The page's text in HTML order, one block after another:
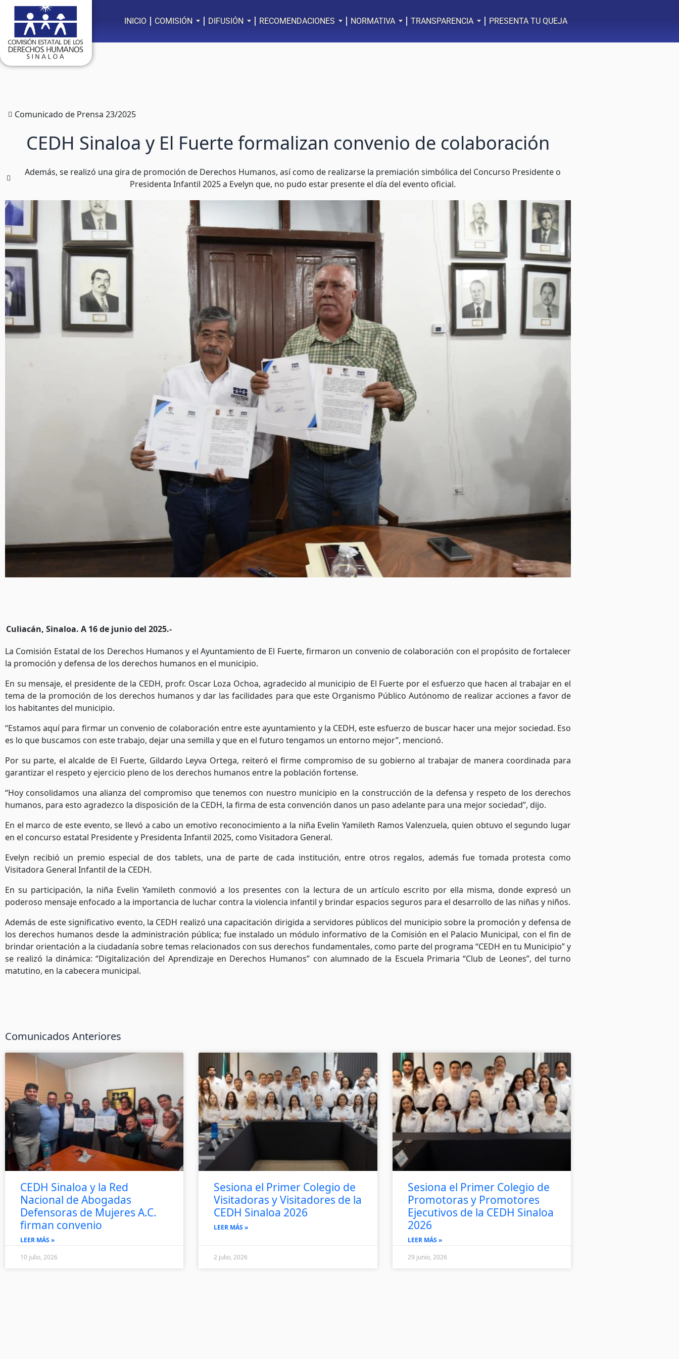
INICIO COMISIÓN DIFUSIÓN RECOMENDACIONES NORMATIVA TRANSPARENCIA PRESENTA TU QUEJA
contenido
Comunicado de Prensa 23/2025
CEDH Sinaloa y El Fuerte formalizan convenio de colaboración
Además, se realizó una gira de promoción de Derechos Humanos, así como de realizarse la premiación simbólica del Concurso Presidente o
Presidenta Infantil 2025 a Evelyn que, no pudo estar presente el día del evento oficial.
Culiacán, Sinaloa. A 16 de junio del 2025.-
La Comisión Estatal de los Derechos Humanos y el Ayuntamiento de El Fuerte, firmaron un convenio de colaboración con el propósito de fortalecer
la promoción y defensa de los derechos humanos en el municipio.
En su mensaje, el presidente de la CEDH, profr. Oscar Loza Ochoa, agradecido al municipio de El Fuerte por el esfuerzo que hacen al trabajar en el
tema de la promoción de los derechos humanos y dar las facilidades para que este Organismo Público Autónomo de realizar acciones a favor de
los habitantes del municipio.
“Estamos aquí para firmar un convenio de colaboración entre este ayuntamiento y la CEDH, este esfuerzo de buscar hacer una mejor sociedad. Eso
es lo que buscamos con este trabajo, dejar una semilla y que en el futuro tengamos un entorno mejor”, mencionó.
Por su parte, el alcalde de El Fuerte, Gildardo Leyva Ortega, reiteró el firme compromiso de su gobierno al trabajar de manera coordinada para
garantizar el respeto y ejercicio pleno de los derechos humanos entre la población fortense.
“Hoy consolidamos una alianza del compromiso que tenemos con nuestro municipio en la construcción de la defensa y respeto de los derechos
humanos, para esto agradezco la disposición de la CEDH, la firma de esta convención danos un paso adelante para una mejor sociedad”, dijo.
En el marco de este evento, se llevó a cabo un emotivo reconocimiento a la niña Evelin Yamileth Ramos Valenzuela, quien obtuvo el segundo lugar
en el concurso estatal Presidente y Presidenta Infantil 2025, como Visitadora General.
Evelyn recibió un premio especial de dos tablets, una de parte de cada institución, entre otros regalos, además fue tomada protesta como
Visitadora General Infantil de la CEDH.
En su participación, la niña Evelin Yamileth conmovió a los presentes con la lectura de un artículo escrito por ella misma, donde expresó un
poderoso mensaje enfocado a la importancia de luchar contra la violencia infantil y brindar espacios seguros para el desarrollo de las niñas y niños.
Además de este significativo evento, la CEDH realizó una capacitación dirigida a servidores públicos del municipio sobre la promoción y defensa de
los derechos humanos desde la administración pública; fue instalado un módulo informativo de la Comisión en el Palacio Municipal, con el fin de
brindar orientación a la ciudadanía sobre temas relacionados con sus derechos fundamentales, como parte del programa “CEDH en tu Municipio” y
se realizó la dinámica: “Digitalización del Aprendizaje en Derechos Humanos” con alumnado de la Escuela Primaria “Club de Leones”, del turno
matutino, en la cabecera municipal.
Comunicados Anteriores
CEDH Sinaloa y la Red
Nacional de Abogadas
Defensoras de Mujeres A.C.
firman convenio
LEER MÁS »
10 julio, 2026
Sesiona el Primer Colegio de
Visitadoras y Visitadores de la
CEDH Sinaloa 2026
LEER MÁS »
2 julio, 2026
Sesiona el Primer Colegio de
Promotoras y Promotores
Ejecutivos de la CEDH Sinaloa
2026
LEER MÁS »
29 junio, 2026